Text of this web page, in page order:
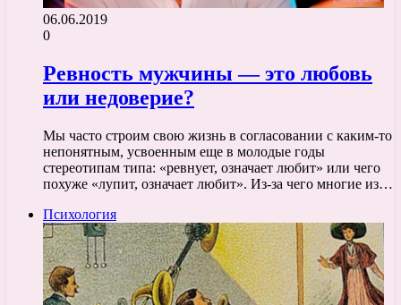
06.06.2019
0
Ревность мужчины — это любовь
или недоверие?
Мы часто строим свою жизнь в согласовании с каким-то
непонятным, усвоенным еще в молодые годы
стереотипам типа: «ревнует, означает любит» или чего
похуже «лупит, означает любит». Из-за чего многие из…
Психология